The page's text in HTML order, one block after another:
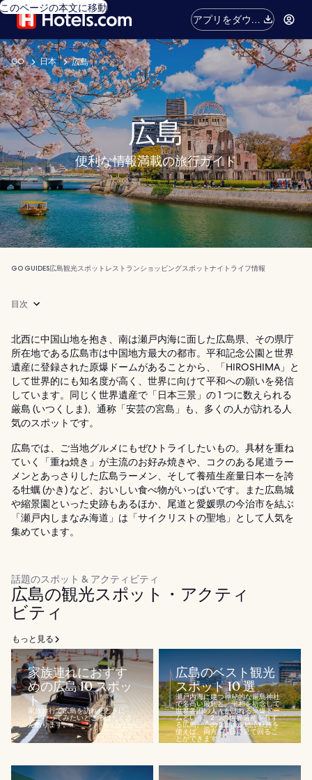
このページの本文に移動
アプリをダウン
ロード
GO 日本 広島
広島
便利な情報満載の旅行ガイド
GO GUIDES広島観光スポット レストランショッピングスポットナイトライフ情報
目次
北西に中国山地を抱き、南は瀬戸内海に面した広島県、その県庁
所在地である広島市は中国地方最大の都市。平和記念公園と世界
遺産に登録された原爆ドームがあることから、「HIROSHIMA」と
して世界的にも知名度が高く、世界に向けて平和への願いを発信
しています。同じく世界遺産で「日本三景」の 1 つに数えられる
厳島 (いつくしま)、通称「安芸の宮島」も、多くの人が訪れる人
気のスポットです。
広島では、ご当地グルメにもぜひトライしたいもの。具材を重ね
ていく「重ね焼き」が主流のお好み焼きや、コクのある尾道ラー
メンとあっさりした広島ラーメン、そして養殖生産量日本一を誇
る牡蠣 (かき) など、おいしい食べ物がいっぱいです。また広島城
や縮景園といった史跡もあるほか、尾道と愛媛県の今治市を結ぶ
「瀬戸内しまなみ海道」は「サイクリストの聖地」として人気を
集めています。
話題のスポット & アクティビティ
広島の観光スポット・アクティ
ビティ
もっと見る
家族連れにおすす
めの広島 10 スポッ
ト
家族旅行で広島を訪れたときに
も、行ってみたいところはたくさ
んあります。...
広島のベスト観光
スポット 10 選
瀬戸内海に建つ神秘的な厳島神社
で名高い厳島と、平和を祈念して
世界各国の人々が訪れる原爆ドー
ムという、2 つの世界遺産を有す
る広島。この 2 か所を結ぶ航路を
使えば、両方を 1 日で見て回るこ
とができます。...